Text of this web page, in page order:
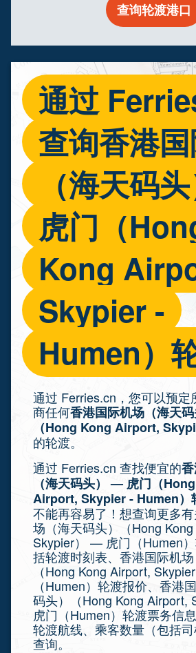
查询轮渡港口
通过
查询香港
（海天码
虎门（
Kong
Skypier -
Humen）
通过 Ferries.cn，您可以预定
商任何香港国际机场（海天
（Hong Kong Airport,
的轮渡。
通过 Ferries.cn 查找便宜的
（海天码头） — 虎门（
Airport, Skypier - Humen）
不能再容易了！想查询更多
场（海天码头）（Hong
Skypier） — 虎门（Humen
括轮渡时刻表、香港国际机场
（Hong Kong Airport,
（Humen）轮渡报价、香港
码头）（Hong Kong
虎门（Humen）轮渡票务信
轮渡航线、乘客数量（包括
查询。